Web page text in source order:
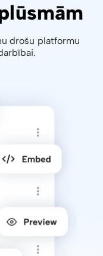
drošu platformu